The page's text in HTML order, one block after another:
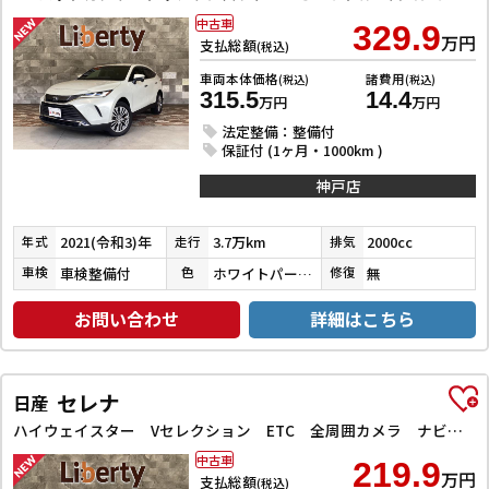
支払総額(税込) 329.9万円
車両本体価格(税込)
315.5万円
諸費用(税込)
14.4万円
法定整備：整備付
保証付 (1ヶ月・1000km )
中古車
神戸店
年式 2021(令和3)年 走行 3.7万km 排気 2000cc
車検 車検整備付 色 ホワイトパールクリスタルシャイン 修復 無
お問い合わせ 詳細はこちら
日産 セレナ
ハイウェイスター Vセレクション ETC 全周囲カメラ ナビ TV クリアランスソナー オートクルーズコントロール パークアシスト 衝突被害軽減システム 両側電動スライドドア オートライト LEDヘッドランプ
支払総額(税込) 219.9万円
中古車